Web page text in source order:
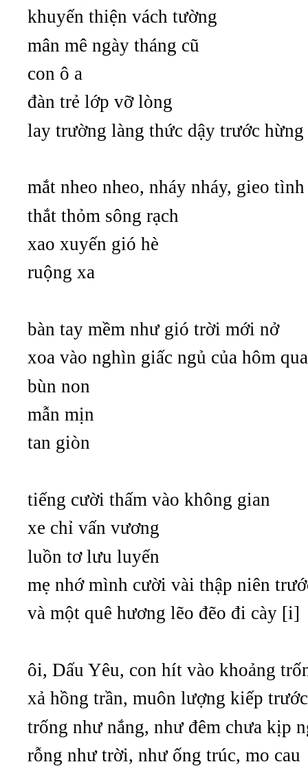
khuyến thiện vách tường
mân mê ngày tháng cũ
con ô a
đàn trẻ lớp vỡ lòng
lay trường làng thức dậy trước hừng
mắt nheo nheo, nháy nháy, gieo tình
thắt thỏm sông rạch
xao xuyến gió hè
ruộng xa
bàn tay mềm như gió trời mới nở
xoa vào nghìn giấc ngủ của hôm qua
bùn non
mẫn mịn
tan giòn
tiếng cười thấm vào không gian
xe chỉ vấn vương
luồn tơ lưu luyến
mẹ nhớ mình cười vài thập niên
và một quê hương lẽo đẽo đi cày [i]
ôi, Dấu Yêu, con hít vào khoảng
xả hồng trần, muôn lượng kiếp
trống như nắng, như đêm chưa kịp
rỗng như trời, như ống trúc, mo cau